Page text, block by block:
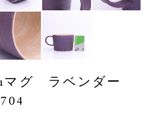
マグ ラベンダー